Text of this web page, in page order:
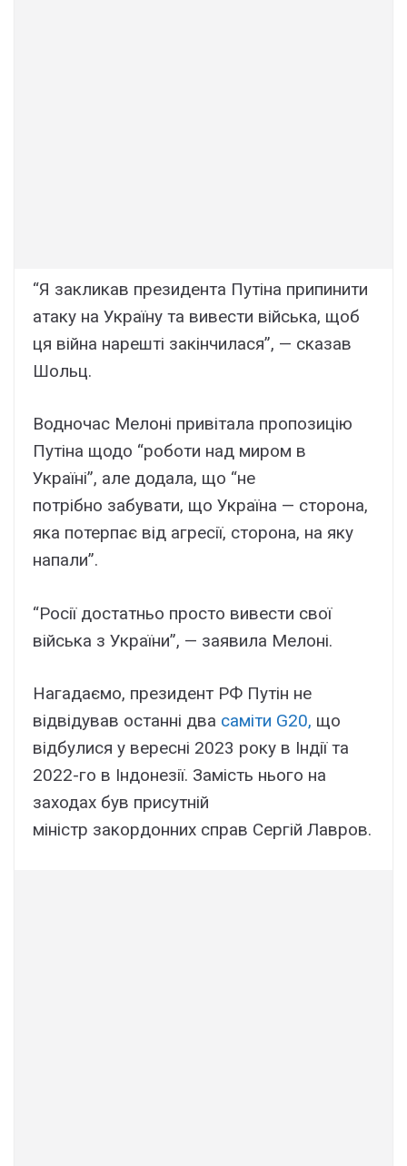
“Я закликав президента Путіна припинити
атаку на Україну та вивести війська, щоб
ця війна нарешті закінчилася”, — сказав
Шольц.
Водночас Мелоні привітала пропозицію
Путіна щодо “роботи над миром в
Україні”, але додала, що “не
потрібно забувати, що Україна — сторона,
яка потерпає від агресії, сторона, на яку
напали”.
“Росії достатньо просто вивести свої
війська з України”, — заявила Мелоні.
Нагадаємо, президент РФ Путін не
відвідував останні два саміти G20, що
відбулися у вересні 2023 року в Індії та
2022-го в Індонезії. Замість нього на
заходах був присутній
міністр закордонних справ Сергій Лавров.